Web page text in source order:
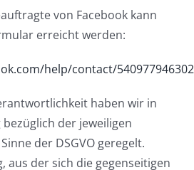
von Facebook kann
erreicht werden:
help/contact/
haben wir in
der jeweiligen
der DSGVO geregelt.
aus der sich die gegenseitigen